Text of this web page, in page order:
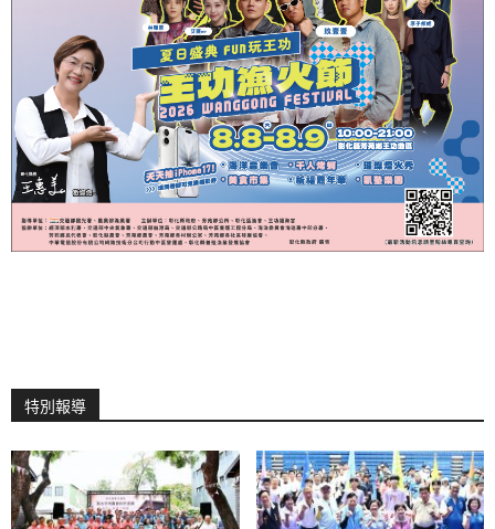
特別報導